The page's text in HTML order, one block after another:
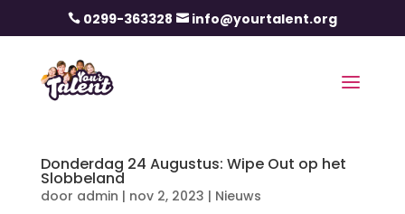
 0299-363328  info@yourtalent.org
Donderdag 24 Augustus: Wipe Out op het
Slobbeland
door admin | nov 2, 2023 | Nieuws